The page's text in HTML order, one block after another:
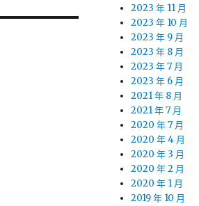
2023 年 11 月
2023 年 10 月
2023 年 9 月
2023 年 8 月
2023 年 7 月
2023 年 6 月
2021 年 8 月
2021 年 7 月
2020 年 7 月
2020 年 4 月
2020 年 3 月
2020 年 2 月
2020 年 1 月
2019 年 10 月